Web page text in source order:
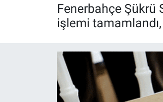
Fenerbahçe Şükrü
işlemi
Ekonomi
Tüm Manşetler
Son Dakika Haberleri
Haber Arşivi